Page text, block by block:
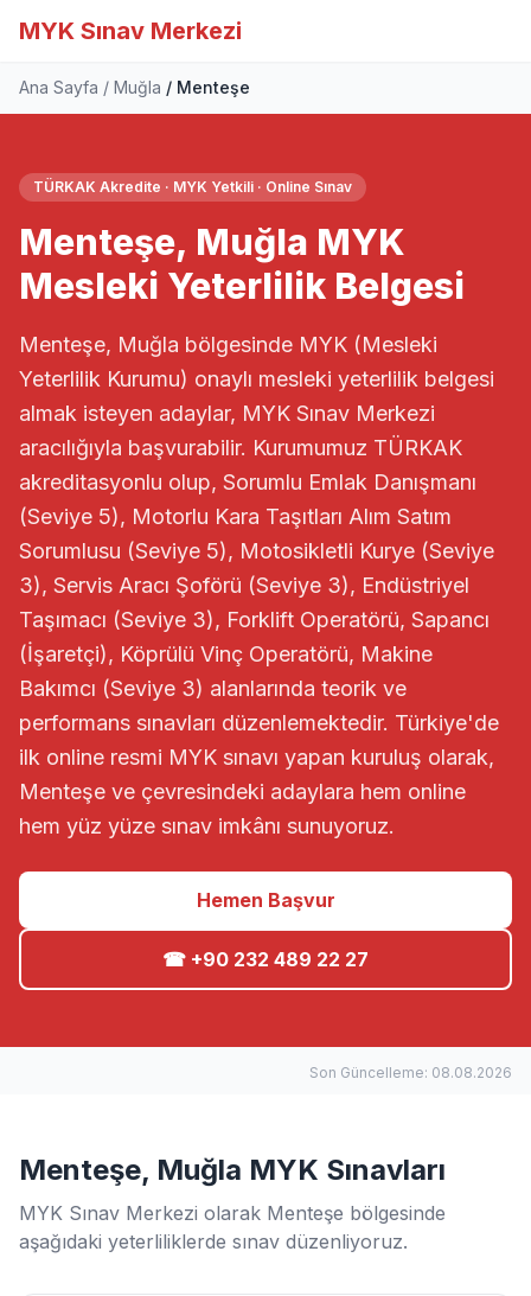
MYK Sınav Merkezi
Ana Sayfa Muğla Menteşe
TÜRKAK Akredite · MYK Yetkili · Online Sınav
Menteşe, Muğla MYK
Mesleki Yeterlilik Belgesi
Menteşe, Muğla bölgesinde MYK (Mesleki
Yeterlilik Kurumu) onaylı mesleki yeterlilik belgesi
almak isteyen adaylar, MYK Sınav Merkezi
aracılığıyla başvurabilir. Kurumumuz TÜRKAK
akreditasyonlu olup, Sorumlu Emlak Danışmanı
(Seviye 5), Motorlu Kara Taşıtları Alım Satım
Sorumlusu (Seviye 5), Motosikletli Kurye (Seviye
3), Servis Aracı Şoförü (Seviye 3), Endüstriyel
Taşımacı (Seviye 3), Forklift Operatörü, Sapancı
(İşaretçi), Köprülü Vinç Operatörü, Makine
Bakımcı (Seviye 3) alanlarında teorik ve
performans sınavları düzenlemektedir. Türkiye'de
ilk online resmi MYK sınavı yapan kuruluş olarak,
Menteşe ve çevresindeki adaylara hem online
hem yüz yüze sınav imkânı sunuyoruz.
Hemen Başvur
☎ +90 232 489 22 27
Son Güncelleme: 08.08.2026
Menteşe, Muğla MYK Sınavları
MYK Sınav Merkezi olarak Menteşe bölgesinde
aşağıdaki yeterliliklerde sınav düzenliyoruz.